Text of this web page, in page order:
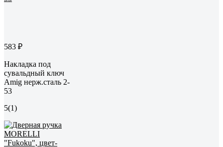
583 ₽
Накладка под
сувальдный ключ
Amig нерж.сталь 2-
53
5(1)